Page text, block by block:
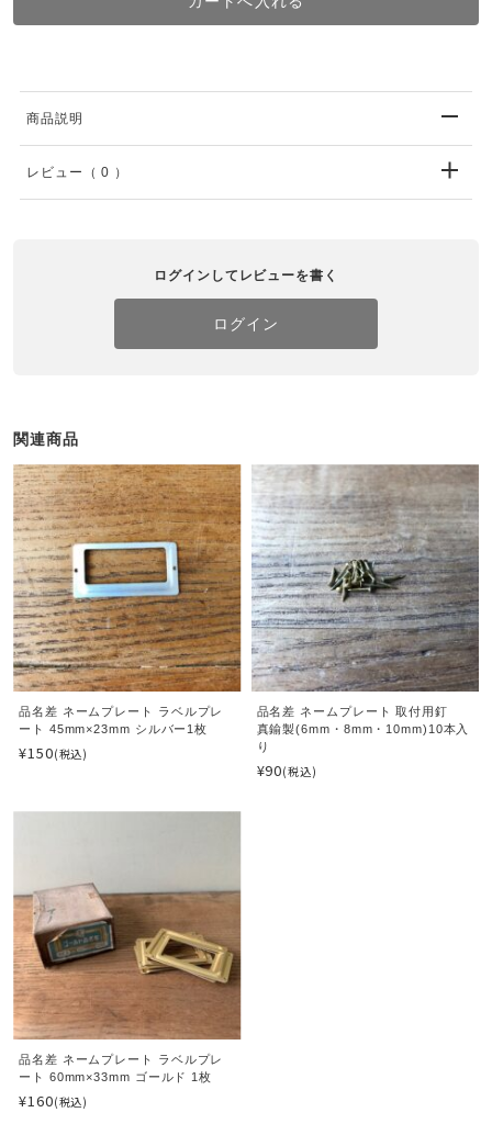
商品説明
レビュー （ 0 ）
ログインしてレビューを書く
ログイン
関連商品
品名差 ネームプレート ラベルプレ
ート 45mm×23mm シルバー1枚
¥150(税込)
品名差 ネームプレート 取付用釘
真鍮製(6mm・8mm・10mm)10本入
り
¥90(税込)
品名差 ネームプレート ラベルプレ
ート 60mm×33mm ゴールド 1枚
¥160(税込)